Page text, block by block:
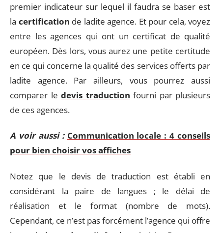
premier indicateur sur lequel il faudra se baser est
la certification de ladite agence. Et pour cela, voyez
entre les agences qui ont un certificat de qualité
européen. Dès lors, vous aurez une petite certitude
en ce qui concerne la qualité des services offerts par
ladite agence. Par ailleurs, vous pourrez aussi
comparer le devis traduction fourni par plusieurs
de ces agences.
A voir aussi : Communication locale : 4 conseils
pour bien choisir vos affiches
Notez que le devis de traduction est établi en
considérant la paire de langues ; le délai de
réalisation et le format (nombre de mots).
Cependant, ce n’est pas forcément l’agence qui offre